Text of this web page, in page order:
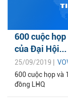
600 cuộc
của Đại Hội...
25/09/2019 |
600 cuộc họp và
đồng LHQ